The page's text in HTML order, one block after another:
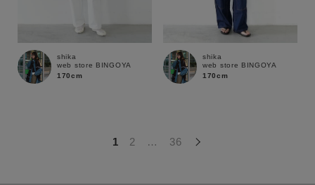
この条件で絞り込む
shika
web store BINGOYA
170cm
shika
web store BINGOYA
170cm
1 2 … 36